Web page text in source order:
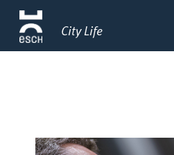
City Life